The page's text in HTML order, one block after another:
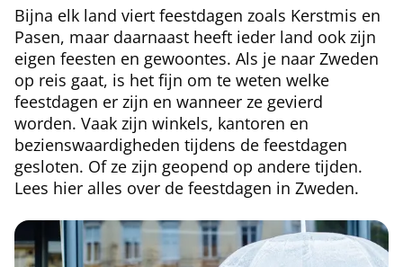
Bijna elk land viert feestdagen zoals Kerstmis en
Pasen, maar daarnaast heeft ieder land ook zijn
eigen feesten en gewoontes. Als je naar Zweden
op reis gaat, is het fijn om te weten welke
feestdagen er zijn en wanneer ze gevierd
worden. Vaak zijn winkels, kantoren en
bezienswaardigheden tijdens de feestdagen
gesloten. Of ze zijn geopend op andere tijden.
Lees hier alles over de feestdagen in Zweden.